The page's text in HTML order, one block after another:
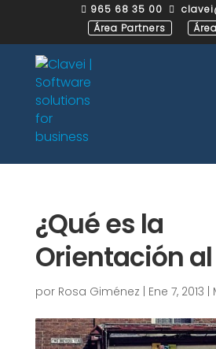
 965 68 35 00 
Área Partners
¿Qué es la
Orientación
por Rosa Giménez Ene 7, 2013